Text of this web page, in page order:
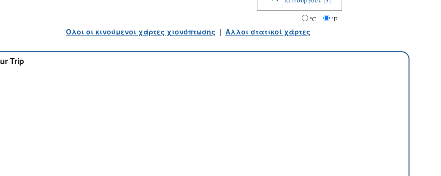
°C °F
Ολοι οι κινούμενοι χάρτες χιονόπτωσης | Αλλοι στατικοί χάρτες
Trip